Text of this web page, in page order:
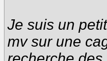
Je suis un
mv sur une